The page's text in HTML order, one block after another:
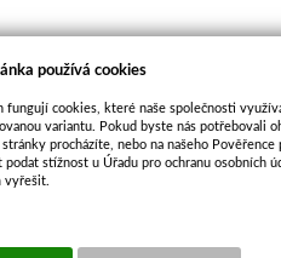
používá cookies
fungují cookies, které naše společnosti
variantu. Pokud byste nás potřebovali
procházíte, nebo na našeho
podat stížnost u Úřadu pro ochranu osobních
vyřešit.